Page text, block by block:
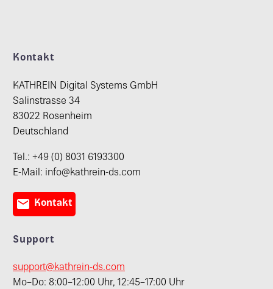
Kontakt
KATHREIN Digital Systems GmbH
Salinstrasse 34
83022 Rosenheim
Deutschland
Tel.: +49 (0) 8031 6193300
E-Mail: info@kathrein-ds.com
 Kontakt
Support
support@kathrein-ds.com
Mo–Do: 8:00–12:00 Uhr, 12:45–17:00 Uhr